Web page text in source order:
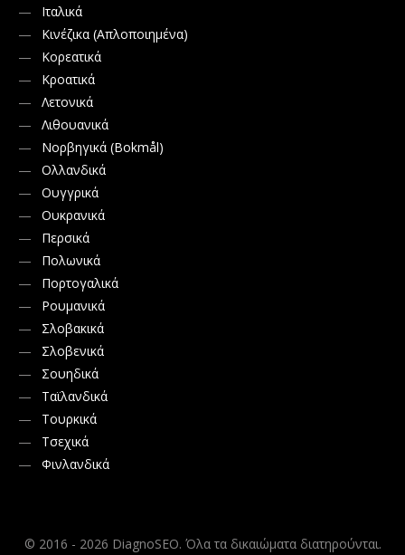
Ιταλικά
Κινέζικα (Απλοποιημένα)
Κορεατικά
Κροατικά
Λετονικά
Λιθουανικά
Νορβηγικά (Bokmål)
Ολλανδικά
Ουγγρικά
Ουκρανικά
Περσικά
Πολωνικά
Πορτογαλικά
Ρουμανικά
Σλοβακικά
Σλοβενικά
Σουηδικά
Ταϊλανδικά
Τουρκικά
Τσεχικά
Φινλανδικά
© 2016 - 2026 DiagnoSEO. Όλα τα δικαιώματα διατηρούνται.